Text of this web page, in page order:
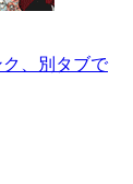
ク、別タブで